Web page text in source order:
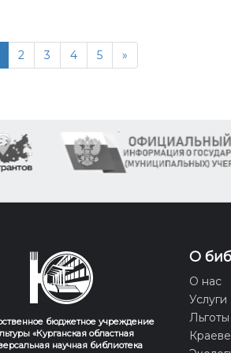
2 3 4 5 »
бюджетное учреждение
«Курганская областная
научная библиотека
О
О нас
Услуги
Льготы